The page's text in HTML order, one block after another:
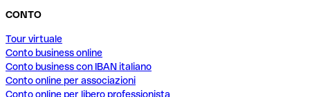
CONTO
Tour virtuale
Conto business online
Conto business con IBAN italiano
Conto online per associazioni
Conto online per libero professionista